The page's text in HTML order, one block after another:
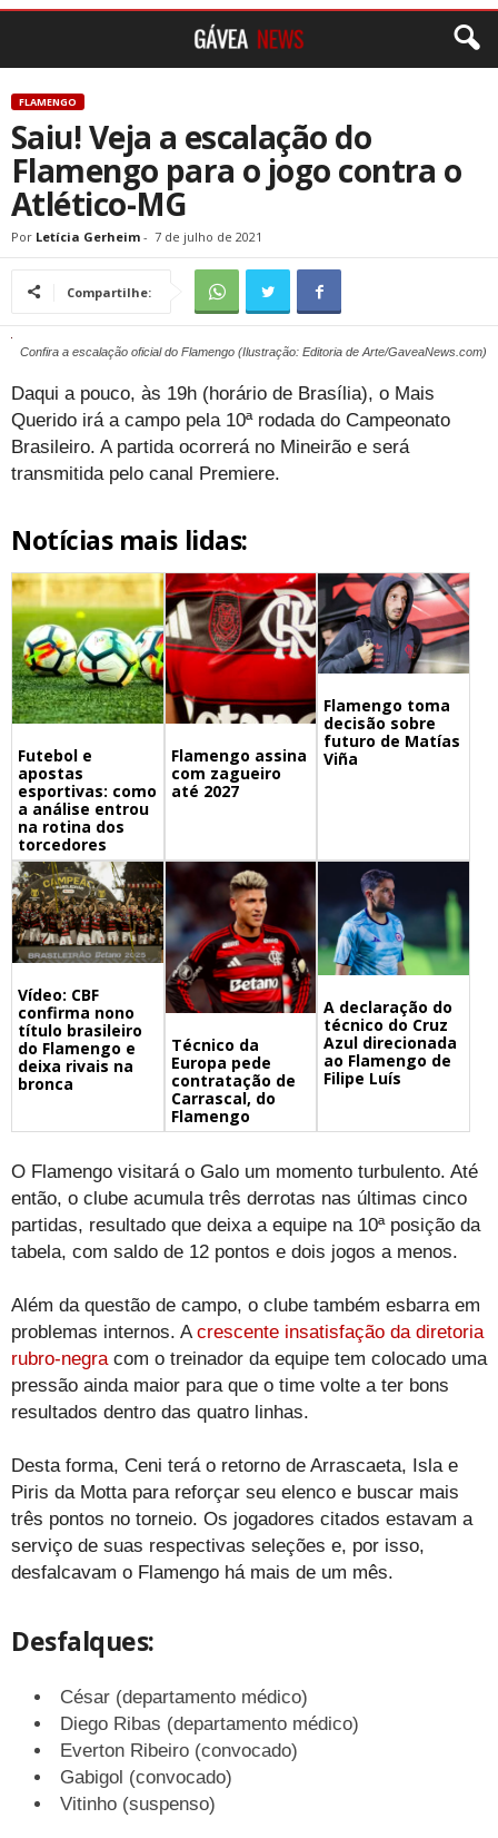
FLAMENGO
Saiu! Veja a escalação do
Flamengo para o jogo contra o
Atlético-MG
Por Letícia Gerheim - 7 de julho de 2021
Compartilhe:
Confira a escalação oficial do Flamengo (Ilustração: Editoria de Arte/GaveaNews.com)
Daqui a pouco, às 19h (horário de Brasília), o Mais
Querido irá a campo pela 10ª rodada do Campeonato
Brasileiro. A partida ocorrerá no Mineirão e será
transmitida pelo canal Premiere.
Notícias mais lidas:
Futebol e
apostas
esportivas: como
a análise entrou
na rotina dos
torcedores
Flamengo assina
com zagueiro
até 2027
Flamengo toma
decisão sobre
futuro de Matías
Viña
Vídeo: CBF
confirma nono
título brasileiro
do Flamengo e
deixa rivais na
bronca
Técnico da
Europa pede
contratação de
Carrascal, do
Flamengo
A declaração do
técnico do Cruz
Azul direcionada
ao Flamengo de
Filipe Luís
O Flamengo visitará o Galo um momento turbulento. Até
então, o clube acumula três derrotas nas últimas cinco
partidas, resultado que deixa a equipe na 10ª posição da
tabela, com saldo de 12 pontos e dois jogos a menos.
Além da questão de campo, o clube também esbarra em
problemas internos. Acrescente insatisfação da diretoria
rubro-negra com o treinador da equipe tem colocado uma
pressão ainda maior para que o time volte a ter bons
resultados dentro das quatro linhas.
Desta forma, Ceni terá o retorno de Arrascaeta, Isla e
Piris da Motta para reforçar seu elenco e buscar mais
três pontos no torneio. Os jogadores citados estavam a
serviço de suas respectivas seleções e, por isso,
desfalcavam o Flamengo há mais de um mês.
Desfalques:
César (departamento médico)
Diego Ribas (departamento médico)
Everton Ribeiro (convocado)
Gabigol (convocado)
Vitinho (suspenso)